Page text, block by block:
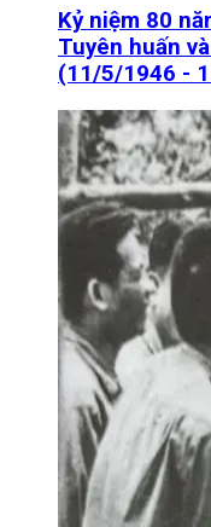
Kỷ niệm 80
Tuyên huấn
(11/5/1946 -